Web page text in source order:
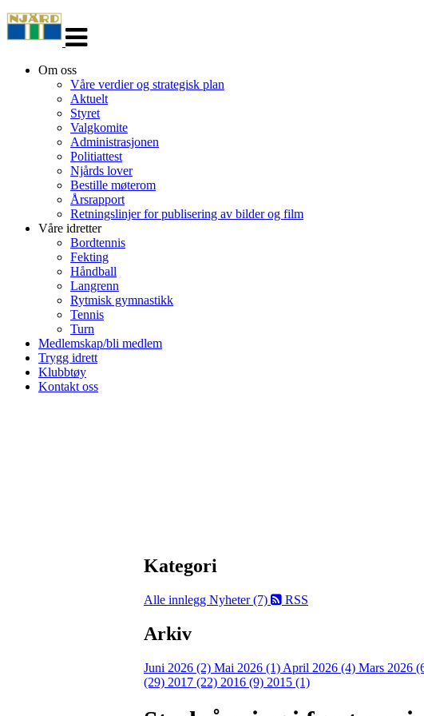
navigasjon
Om oss
Våre verdier og strategisk plan
Aktuelt
Styret
Valgkomite
Administrasjonen
Politiattest
Njårds lover
Bestille møterom
Årsrapport
Retningslinjer for publisering av bilder og film
Våre idretter
Bordtennis
Fekting
Håndball
Langrenn
Rytmisk gymnastikk
Tennis
Turn
Medlemskap/bli medlem
Trygg idrett
Klubbtøy
Kontakt oss
Kategori
Alle innlegg Nyheter (7) RSS
Arkiv
Juni 2026 (2) Mai 2026 (1) April 2026 (4) Mars 2026
(29) 2017 (22) 2016 (9) 2015 (1)